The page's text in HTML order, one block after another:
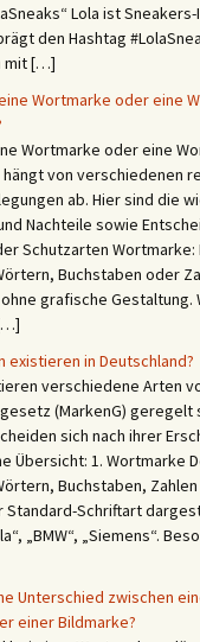
Lola ist
den Hashtag
mit […]
Wortmarke oder eine
Wortmarke oder eine
von verschiedenen
ab. Hier sind die
Nachteile sowie
Schutzarten
Buchstaben oder
ohne grafische Gestaltung.
existieren in Deutschland?
verschiedene Arten
(MarkenG) geregelt
sich nach ihrer
Übersicht: 1. Wortmarke
Buchstaben,
Standard-Schriftart
„BMW“, „Siemens“.
Unterschied zwischen
einer Bildmarke?